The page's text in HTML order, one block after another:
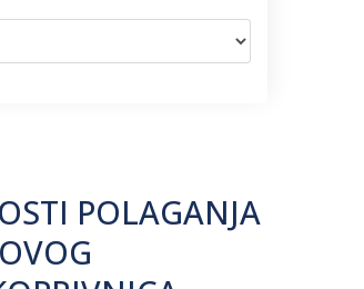
POLAGANJA